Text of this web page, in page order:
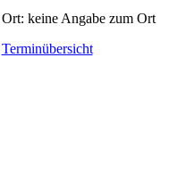
Ort: keine Angabe zum Ort
Terminübersicht